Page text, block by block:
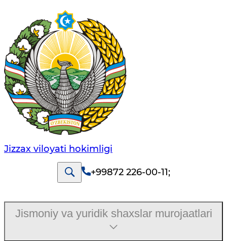
Jizzах vilоyati hоkimligi
+99872 226-00-11;
Jismoniy va yuridik shaxslar murojaatlari